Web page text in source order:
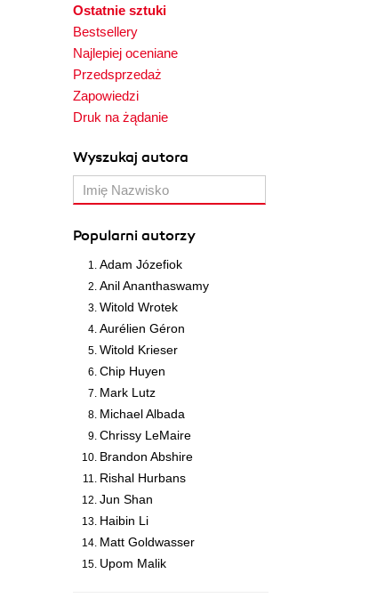
Ostatnie sztuki
Bestsellery
Najlepiej oceniane
Przedsprzedaż
Zapowiedzi
Druk na żądanie
Wyszukaj autora
Popularni autorzy
Adam Józefiok
Anil Ananthaswamy
Witold Wrotek
Aurélien Géron
Witold Krieser
Chip Huyen
Mark Lutz
Michael Albada
Chrissy LeMaire
Brandon Abshire
Rishal Hurbans
Jun Shan
Haibin Li
Matt Goldwasser
Upom Malik